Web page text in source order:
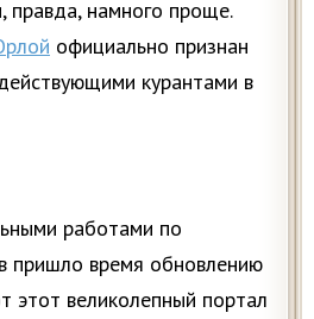
правда, намного проще.
официально признан
курантами в
работами по
пришло время обновлению
этот великолепный портал